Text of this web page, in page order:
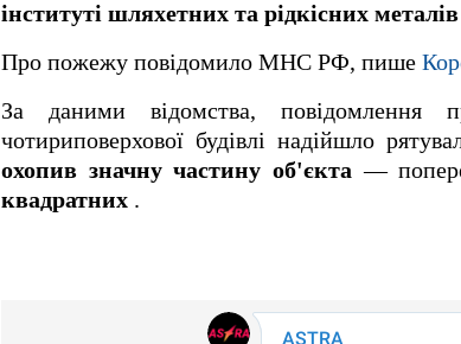
інституті шляхетних та рідкісних
Про пожежу повідомило МНС РФ, пише
За даними відомства, повідомлення
чотириповерхової будівлі надійшло
охопив значну частину об'єкта —
квадратних .